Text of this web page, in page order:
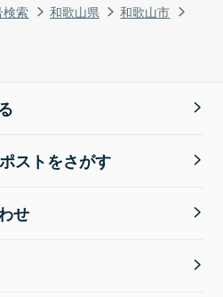
検索 和歌山県
和歌山市
ストをさがす
せ